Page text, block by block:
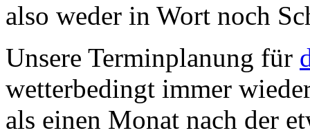
also weder in Wort noch
Unsere Terminplanung für
wetterbedingt immer
als einen Monat nach der